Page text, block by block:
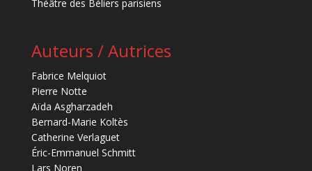
Théâtre des Béliers parisiens
Auteurs / Autrices
Fabrice Melquiot
Pierre Notte
Aïda Asgharzadeh
Bernard-Marie Koltès
Catherine Verlaguet
Éric-Emmanuel Schmitt
Lars Noren